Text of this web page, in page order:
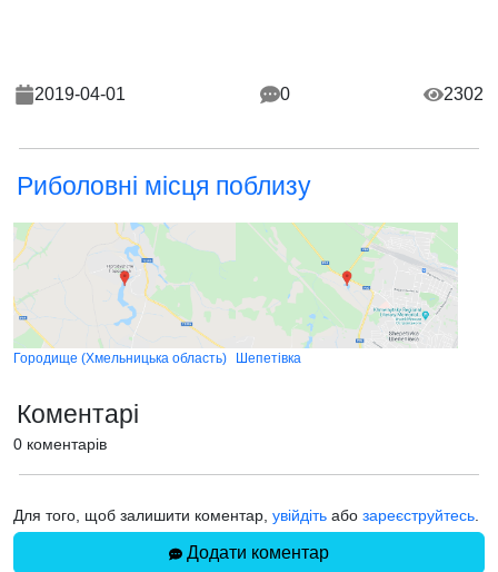
2019-04-01 0 2302
Риболовні місця поблизу
Городище (Хмельницька область) Шепетівка
Коментарі
0 коментарів
Для того, щоб залишити коментар, увійдіть або зареєструйтесь
Додати коментар